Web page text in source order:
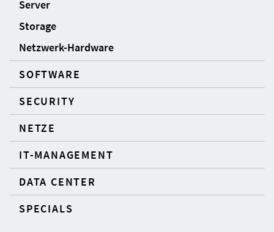
Server
Storage
Netzwerk-Hardware
SOFTWARE
SECURITY
NETZE
IT-MANAGEMENT
DATA CENTER
SPECIALS